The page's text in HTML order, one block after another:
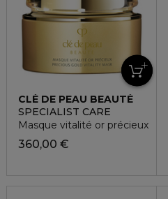
CLÉ DE PEAU BEAUTÉ
SPECIALIST CARE
Masque vitalité or précieux
360,00 €